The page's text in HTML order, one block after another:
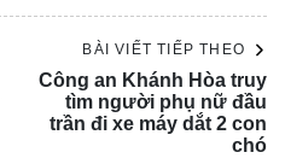
BÀI VIẾT TIẾP THEO
Công an Khánh Hòa truy
tìm người phụ nữ đầu
trần đi xe máy dắt 2 con
chó